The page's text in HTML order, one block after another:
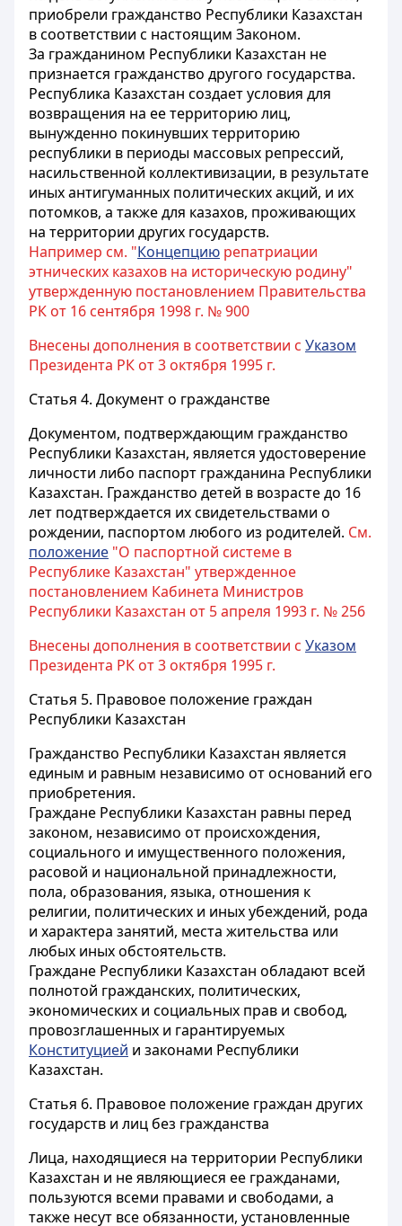
приобрели гражданство Республики Казахстан
в соответствии с настоящим Законом.
За гражданином Республики Казахстан не
признается гражданство другого государства.
Республика Казахстан создает условия для
возвращения на ее территорию лиц,
вынужденно покинувших территорию
республики в периоды массовых репрессий,
насильственной коллективизации, в результате
иных антигуманных политических акций, и их
потомков, а также для казахов, проживающих
на территории других государств.
Например см. "Концепцию репатриации
этнических казахов на историческую родину"
утвержденную постановлением Правительства
РК от 16 сентября 1998 г. № 900
Внесены дополнения в соответствии с Указом
Президента РК от 3 октября 1995 г.
Статья 4. Документ о гражданстве
Документом, подтверждающим гражданство
Республики Казахстан, является удостоверение
личности либо паспорт гражданина Республики
Казахстан. Гражданство детей в возрасте до 16
лет подтверждается их свидетельствами о
рождении, паспортом любого из родителей. См.
положение "О паспортной системе в
Республике Казахстан" утвержденное
постановлением Кабинета Министров
Республики Казахстан от 5 апреля 1993 г. № 256
Внесены дополнения в соответствии с Указом
Президента РК от 3 октября 1995 г.
Статья 5. Правовое положение граждан
Республики Казахстан
Гражданство Республики Казахстан является
единым и равным независимо от оснований его
приобретения.
Граждане Республики Казахстан равны перед
законом, независимо от происхождения,
социального и имущественного положения,
расовой и национальной принадлежности,
пола, образования, языка, отношения к
религии, политических и иных убеждений, рода
и характера занятий, места жительства или
любых иных обстоятельств.
Граждане Республики Казахстан обладают всей
полнотой гражданских, политических,
экономических и социальных прав и свобод,
провозглашенных и гарантируемых
Конституцией и законами Республики
Казахстан.
Статья 6. Правовое положение граждан других
государств и лиц без гражданства
Лица, находящиеся на территории Республики
Казахстан и не являющиеся ее гражданами,
пользуются всеми правами и свободами, а
также несут все обязанности, установленные